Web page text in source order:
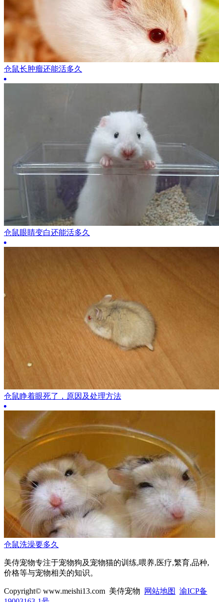
仓鼠长肿瘤还能活多久
仓鼠眼睛变白还能活多久
仓鼠睁着眼死了，原因及处理方法
仓鼠洗澡要多久
美侍宠物专注于宠物狗及宠物猫的训练,喂养,医疗,繁育,品种,
价格等与宠物相关的知识。
Copyright© www.meishi13.com 美侍宠物 网站地图 渝ICP备